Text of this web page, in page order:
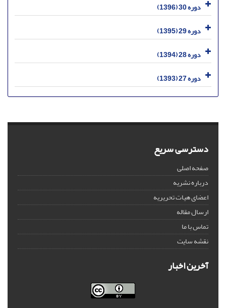
دوره 30 (1396)
دوره 29 (1395)
دوره 28 (1394)
دوره 27 (1393)
دسترسی سریع
صفحه اصلی
درباره نشریه
اعضای هیات تحریریه
ارسال مقاله
تماس با ما
نقشه سایت
آخرین اخبار